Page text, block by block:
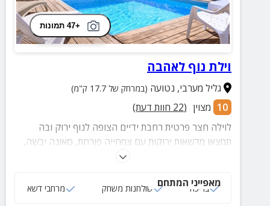
+47 תמונות
וילת נוף לאהבה
גליל מערבי, נטועה (במרחק של 17.7 ק"מ)
10 מצוין (
22 חוות דעת)
לוילה חצר פרטית רחבת ידיים הצופה לנוף ירוק ובה
תמצאו מדשאות ירוקות עם צמחייה פורחת, סאונה יבשה,
מאפייני המתחם
בריכה שולחנות משחק מרחבי דשא